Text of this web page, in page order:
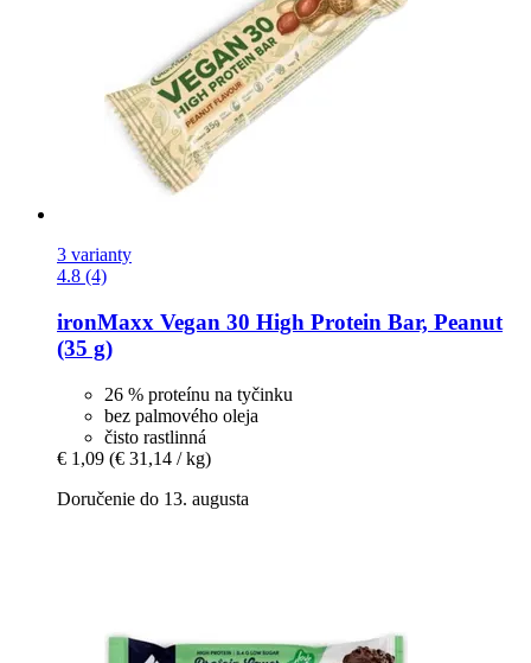
3 varianty
4.8 (4)
ironMaxx Vegan 30 High Protein Bar, Peanut
(35 g)
26 % proteínu na tyčinku
bez palmového oleja
čisto rastlinná
€ 1,09 (€ 31,14 / kg)
Doručenie do 13. augusta